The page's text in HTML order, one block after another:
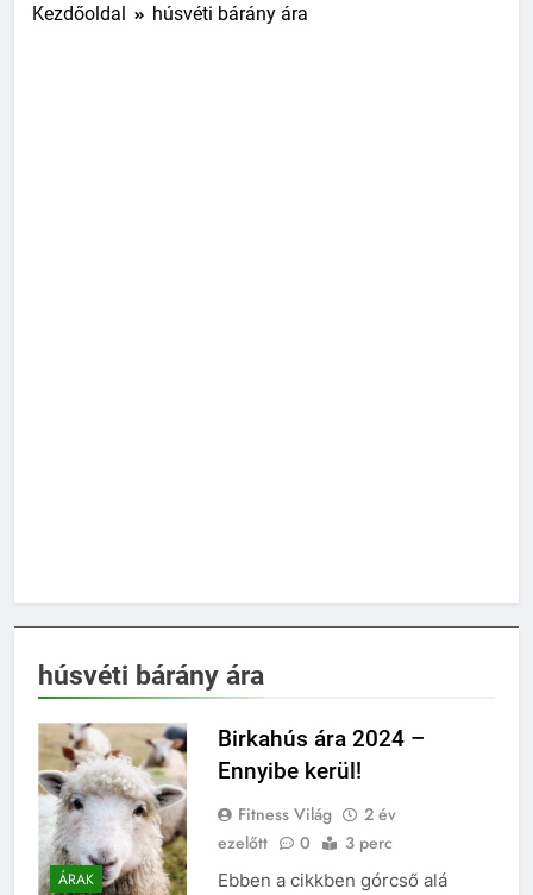
Kezdőoldal húsvéti bárány ára
húsvéti bárány ára
ÁRAK
Birkahús ára 2024 –
Ennyibe kerül!
Fitness Világ
2 év
ezelőtt
0 3 perc
Ebben a cikkben górcső alá